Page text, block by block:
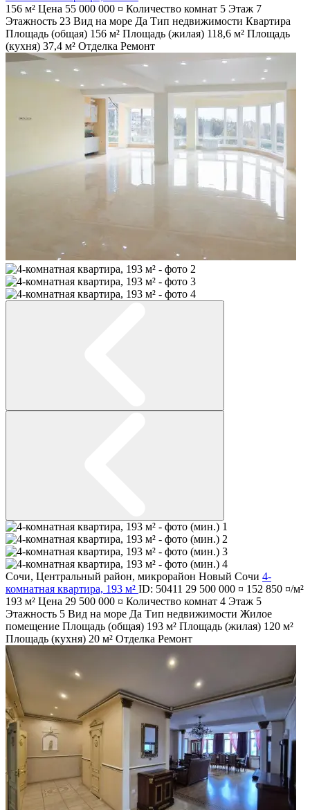
156 м² Цена 55 000 000 ¤ Количество комнат 5 Этаж 7
Этажность 23 Вид на море Да Тип недвижимости Квартира
Площадь (общая) 156 м² Площадь (жилая) 118,6 м² Площадь
(кухня) 37,4 м² Отделка Ремонт
Сочи, Центральный район, микрорайон Новый Сочи 4-
комнатная квартира, 193 м² ID: 50411 29 500 000 ¤ 152 850 ¤/м²
193 м² Цена 29 500 000 ¤ Количество комнат 4 Этаж 5
Этажность 5 Вид на море Да Тип недвижимости Жилое
помещение Площадь (общая) 193 м² Площадь (жилая) 120 м²
Площадь (кухня) 20 м² Отделка Ремонт